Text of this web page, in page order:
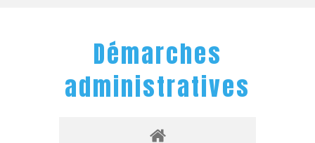
Démarches
administratives